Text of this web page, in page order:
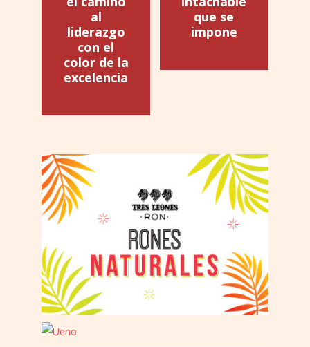
al
liderazgo
con el
color de la
excelencia
que se
impone